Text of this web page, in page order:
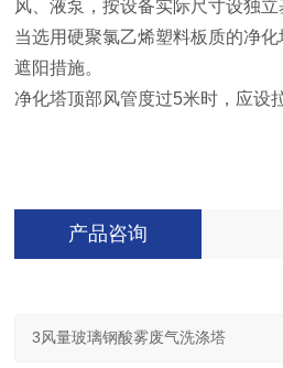
风、液泵，按设备实际尺寸设独立
当选用硬聚氯乙烯塑料板质的净
遮阳措施。
净化塔顶部风管度过5米时，应设
产品咨询